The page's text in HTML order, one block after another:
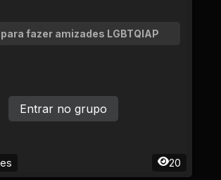
fazer amizades LGBTQIAP
20
Entrar no grupo